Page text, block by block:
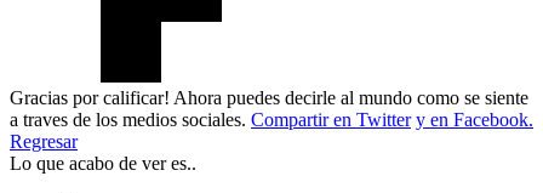
Gracias por calificar! Ahora puedes decirle al mundo como se siente
a traves de los medios sociales. Compartir en Twitter y en Facebook.
Regresar
Lo que acabo de ver es..